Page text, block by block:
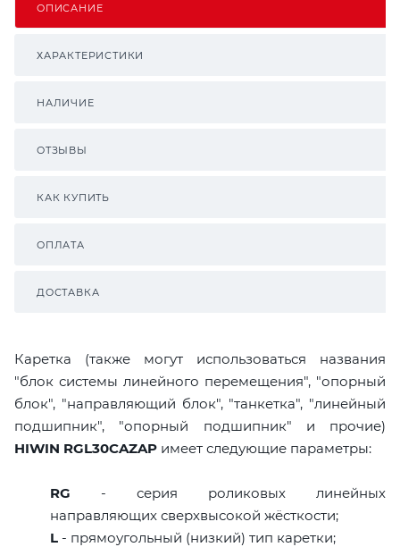
ОПИСАНИЕ
ХАРАКТЕРИСТИКИ
НАЛИЧИЕ
ОТЗЫВЫ
КАК КУПИТЬ
ОПЛАТА
ДОСТАВКА
Каретка (также могут использоваться названия
"блок системы линейного перемещения", "опорный
блок", "направляющий блок", "танкетка", "линейный
подшипник", "опорный подшипник" и прочие)
HIWIN RGL30CAZAP имеет следующие параметры:
RG - серия роликовых линейных
направляющих сверхвысокой жёсткости;
L - прямоугольный (низкий) тип каретки;